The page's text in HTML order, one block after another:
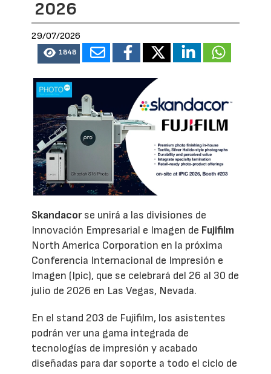
2026
29/07/2026
1848
Skandacorse unirá a las divisiones de
Innovación Empresarial e Imagen de Fujifilm
North America Corporation en la próxima
Conferencia Internacional de Impresión e
Imagen (Ipic), que se celebrará del 26 al 30 de
julio de 2026 en Las Vegas, Nevada.
En el stand 203 de Fujifilm, los asistentes
podrán ver una gama integrada de
tecnologías de impresión y acabado
diseñadas para dar soporte a todo el ciclo de